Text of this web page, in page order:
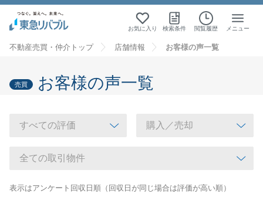
お気に入り 検索条件 閲覧履歴 メニュー
不動産売買・仲介トップ 店舗情報 お客様の声一覧
売買 お客様の声一覧
表示はアンケート回収日順（回収日が同じ場合は評価が高い順）